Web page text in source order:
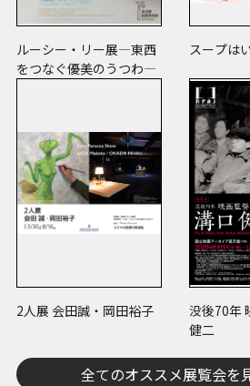
ルーシー・リー展―東西
をつなぐ優美のうつわ―
スープは
2人展 会田誠・岡田裕子
没後70年
健二
全てのオススメ展覧会を